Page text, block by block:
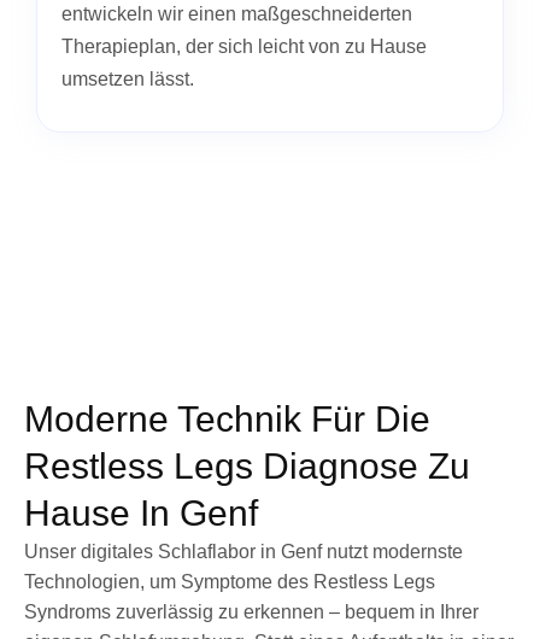
entwickeln wir einen maßgeschneiderten
Therapieplan, der sich leicht von zu Hause
umsetzen lässt.
Moderne Technik Für Die
Restless Legs Diagnose Zu
Hause In Genf
Unser digitales Schlaflabor in Genf nutzt modernste
Technologien, um Symptome des Restless Legs
Syndroms zuverlässig zu erkennen – bequem in Ihrer